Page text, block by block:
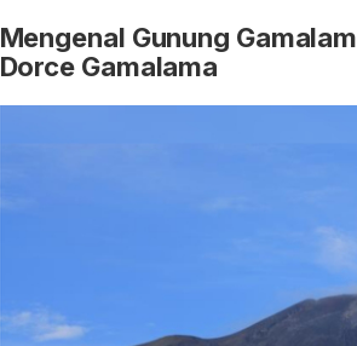
Mengenal Gunung
Dorce Gamalama